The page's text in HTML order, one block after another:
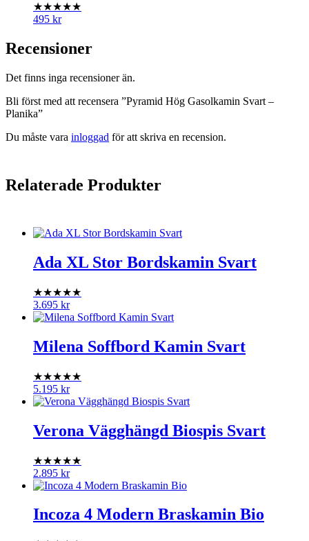
★★★★★
495 kr
Recensioner
Det finns inga recensioner än.
Bli först med att recensera ”Pyramid Hög Gasolkamin Svart –
Planika”
Du måste vara inloggad för att skriva en recension.
Relaterade Produkter
Ada XL Stor Bordskamin Svart
★★★★★
3.695 kr
Milena Soffbord Kamin Svart
★★★★★
5.195 kr
Verona Vägghängd Biospis Svart
★★★★★
2.895 kr
Incoza 4 Modern Braskamin Bio